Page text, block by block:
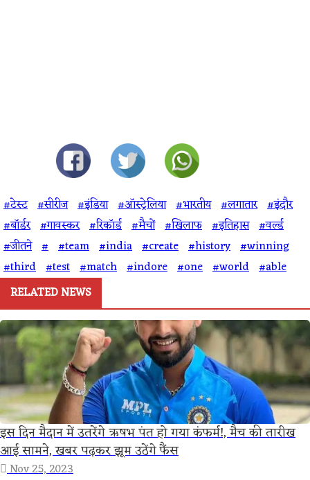
#टेस्ट #सीरीज #इंडिया #ऑस्ट्रेलिया #भारतीय #लगातार #इंदौर
#बॉर्डर #गावस्कर #रिकॉर्ड #मैचों #खिलाफ #इतिहास #वर्ल्ड
#जीतने # #team #india #create #history #winning
#third #test #match #indore #one #world #able
RELATED NEWS
इस दिन मैदान में उतरेंगे ऋषभ पंत हो गया कंफर्म!, मैच की तारीख
आई सामने, खबर पढ़कर झूम उठेंगे फैंस
Nov 25, 2023